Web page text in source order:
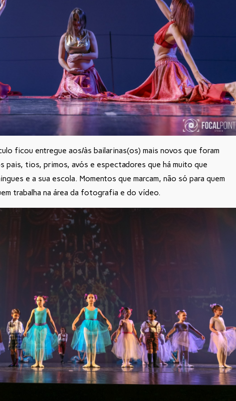
ficou entregue aos/às bailarinas(os) mais novos que foram
pais, tios, primos, avós e espectadores que há muito que
e a sua escola. Momentos que marcam, não só para quem
trabalha na área da fotografia e do vídeo.